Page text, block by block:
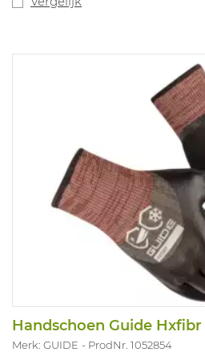
Handschoen Guide Hxfibr
Merk: GUIDE ProdNr. 1052854